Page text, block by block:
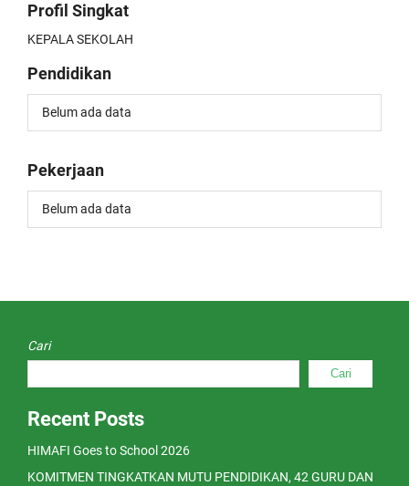
Profil Singkat
KEPALA SEKOLAH
Pendidikan
Belum ada data
Pekerjaan
Belum ada data
Cari
Cari
Recent Posts
HIMAFI Goes to School 2026
KOMITMEN TINGKATKAN MUTU PENDIDIKAN, 42 GURU DAN